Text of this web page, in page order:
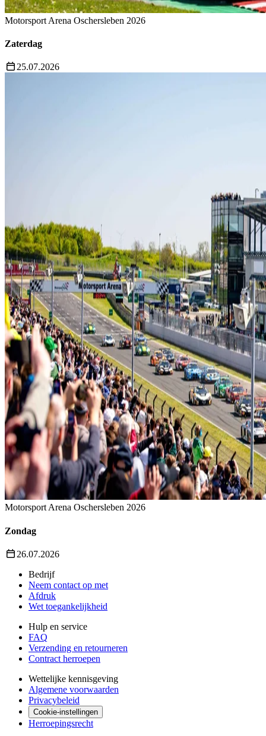
Motorsport Arena Oschersleben 2026
Zaterdag
25.07.2026
Motorsport Arena Oschersleben 2026
Zondag
26.07.2026
Bedrijf
Neem contact op met
Afdruk
Wet toegankelijkheid
Hulp en service
FAQ
Verzending en retourneren
Contract herroepen
Wettelijke kennisgeving
Algemene voorwaarden
Privacybeleid
Cookie-instellingen
Herroepingsrecht